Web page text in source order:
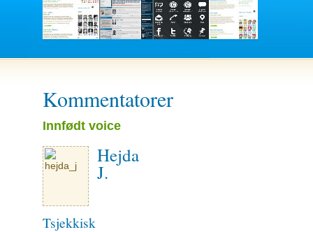
Kommentatorer
Innfødt voice
Hejda
J.
Tsjekkisk